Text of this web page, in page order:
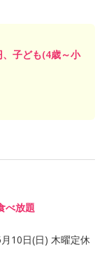
子ども(4歳～小
べ放題
10日(日) 木曜定休